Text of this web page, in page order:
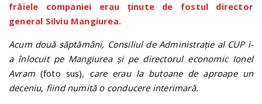
frâiele companiei erau ținute de fostul director
general Silviu Mangiurea.
Acum două săptămâni, Consiliul de Administrație al CUP i-
a înlocuit pe Mangiurea și pe directorul economic Ionel
Avram (foto sus), care erau la butoane de aproape un
deceniu, fiind numită o conducere interimară.